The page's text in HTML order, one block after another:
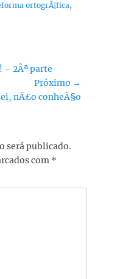
ortogrÃ¡fica,
– 2Âª parte
Próximo →
nÃ£o conheÃ§o
será publicado.
com *